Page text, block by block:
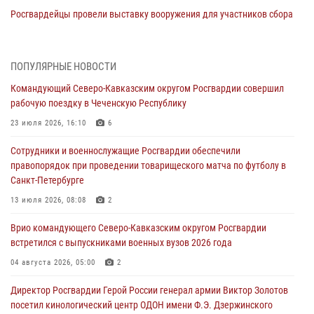
Росгвардейцы провели выставку вооружения для участников сбора
второй годовщине вторжения ВСУ на территорию области
06 августа 2026, 11:56
угрожавшего подростку травматическим пистолетом
06 августа 2026, 11:33 1
В Зауралье при содействии СОБР Росгвардии ликвидирована
06 августа 2026, 11:27
В Москве росгвардейцы задержали троих мужчин, устроивших
06 августа 2026, 11:20 1
ПОПУЛЯРНЫЕ НОВОСТИ
Командующий Северо-Кавказским округом Росгвардии совершил
рабочую поездку в Чеченскую Республику
23 июля 2026, 16:10 6
Сотрудники и военнослужащие Росгвардии обеспечили
правопорядок при проведении товарищеского матча по футболу в
Санкт-Петербурге
13 июля 2026, 08:08 2
Врио командующего Северо-Кавказским округом Росгвардии
встретился с выпускниками военных вузов 2026 года
04 августа 2026, 05:00 2
Директор Росгвардии Герой России генерал армии Виктор Золотов
посетил кинологический центр ОДОН имени Ф.Э. Дзержинского